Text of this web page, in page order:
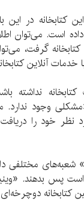
این کتابخانه در
است. می‌توان
گرفت،
آنلاین
نداشته
وجود
نظر خود را
مختلفی
پس بدهند.
کتابخانه